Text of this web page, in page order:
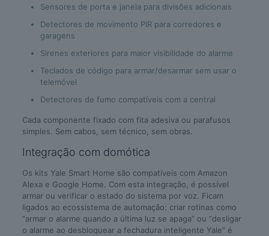
Sensores de porta e janela para divisões adicionais
Detectores de movimento PIR para corredores e
garagens
Sirenes exteriores para maior visibilidade do alarme
Teclados de código para armar/desarmar sem usar o
telemóvel
Detectores de fumo compatíveis com a central
Cada componente fixado com fita adesiva ou parafusos
simples. Sem cabos, sem técnico, sem obras.
Integração com domótica
Os kits Yale Smart Home são compatíveis com Amazon
Alexa e Google Home. Com esta integração, é possível
armar ou verificar o estado do sistema por voz. Ficam
ligados ao ecossistema de automação: criar rotinas como
“armar o alarme quando a última luz se apaga” ou “desligar
o alarme ao desbloquear a fechadura inteligente Yale” é